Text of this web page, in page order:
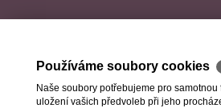
Používáme soubory cookies
Naše soubory potřebujeme pro
uložení vašich předvoleb při jeho